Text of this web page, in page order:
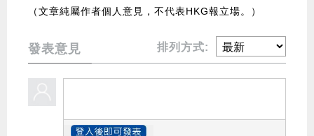
（文章純屬作者個人意見，不代表HKG報立場。）
發表意見 排列方式: